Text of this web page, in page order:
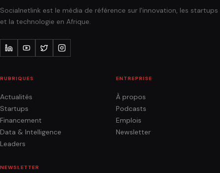
Socialnetlink est le média de référence sur l'innovation, les startups
et la technologie en Afrique.
RUBRIQUES
Actualités
Startups
Financement
Data & Intelligence
Leaders
ENTREPRISE
À propos
Podcasts
Emplois
Newsletter
NEWSLETTER